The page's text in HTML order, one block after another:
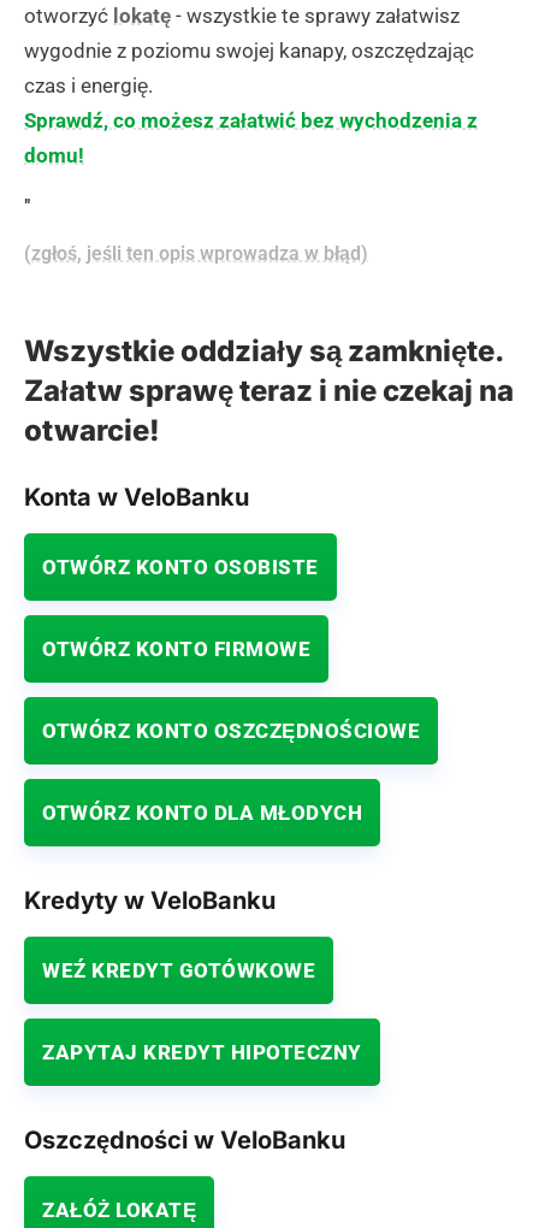
otworzyć lokatę - wszystkie te sprawy załatwisz
wygodnie z poziomu swojej kanapy, oszczędzając
czas i energię.
Sprawdź, co możesz załatwić bez wychodzenia z
domu!
"
(zgłoś, jeśli ten opis wprowadza w błąd)
Wszystkie oddziały są zamknięte.
Załatw sprawę teraz i nie czekaj na
otwarcie!
Konta w VeloBanku
OTWÓRZ KONTO OSOBISTE
OTWÓRZ KONTO FIRMOWE
OTWÓRZ KONTO OSZCZĘDNOŚCIOWE
OTWÓRZ KONTO DLA MŁODYCH
Kredyty w VeloBanku
WEŹ KREDYT GOTÓWKOWE
ZAPYTAJ KREDYT HIPOTECZNY
Oszczędności w VeloBanku
ZAŁÓŻ LOKATĘ